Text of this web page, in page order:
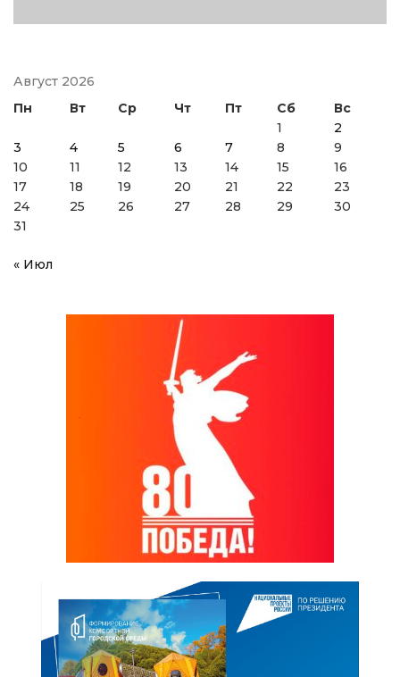
Август 2026
Пн
Вт Ср Чт Пт Сб
Вс
1
2
3
4 5 6 7 8
9
10
11 12 13 14 15
16
17
18 19 20 21 22
23
24
25 26 27 28 29
30
31
« Июл